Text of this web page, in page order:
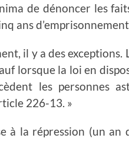
de dénoncer les
ans d’emprisonnement.
il y a des exceptions.
lorsque la loi en
les personnes
226-13. »
à la répression (un an